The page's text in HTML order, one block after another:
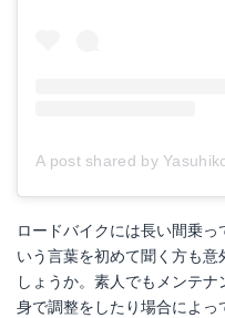
A post shared by
ロードバイクには長い間乗
いう言葉を初めて聞く方も
しょうか。素人でもメンテ
身で調整をしたり場合によ